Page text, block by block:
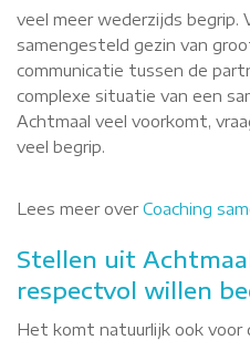
veel meer wederzijds begrip.
samengesteld gezin van
communicatie tussen de
complexe situatie van een
Achtmaal veel voorkomt,
veel begrip.
Lees meer overCoaching
Stellen uit
respectvol willen
Het komt natuurlijk ook